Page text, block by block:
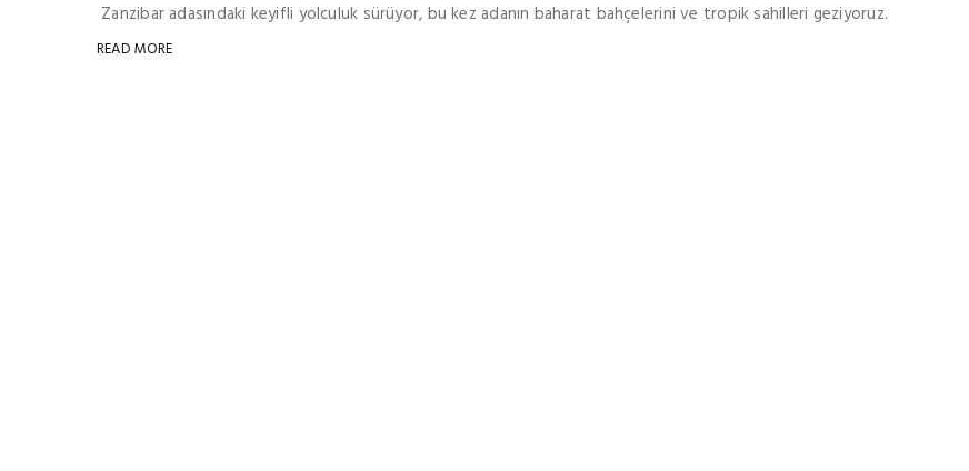
Zanzibar adasındaki keyifli yolculuk sürüyor, bu kez adanın baharat bahçelerini ve tropik sahilleri geziyoruz.
READ MORE